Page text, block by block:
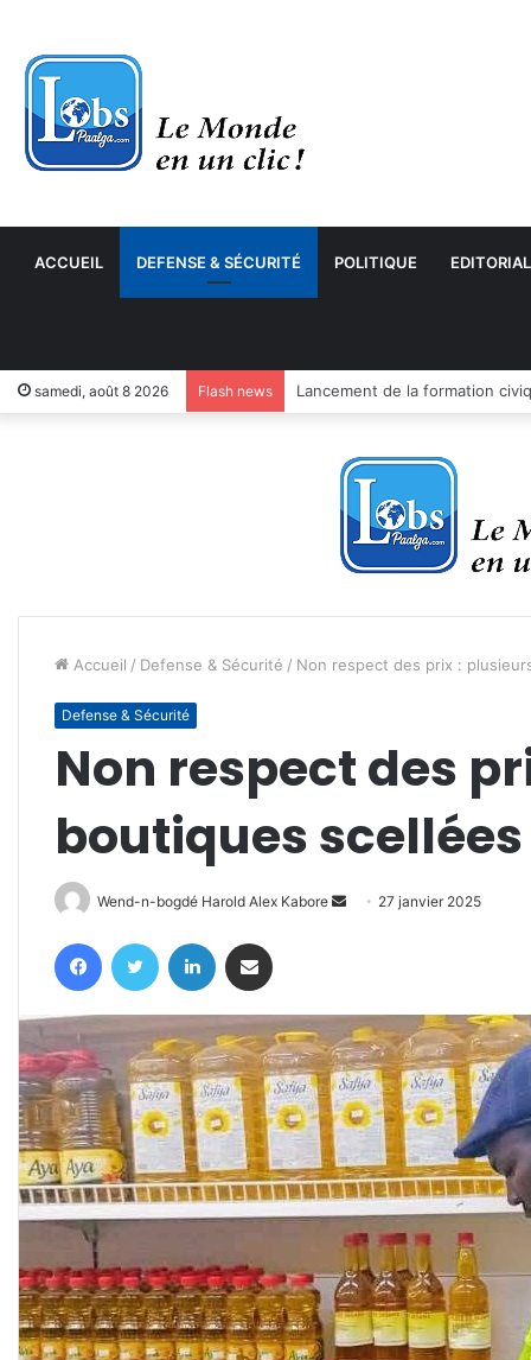
ACCUEIL DEFENSE & SÉCURITÉ POLITIQUE EDITORIAL
samedi, août 8 2026 Flash news
Accueil / Defense & Sécurité / Non respect des prix :
Defense & Sécurité
Non respect des
boutiques scellées
Wend-n-bogdé Harold Alex Kabore
Envoyer27 janvier 2025
FacebookTwitter Linkedin